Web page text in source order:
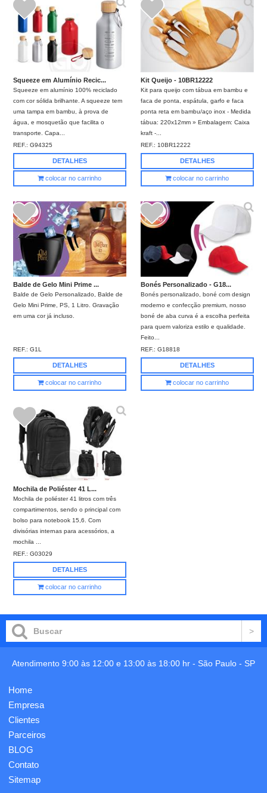
Squeeze em Alumínio Recic...
Squeeze em alumínio 100% reciclado
com cor sólida brilhante. A squeeze tem
uma tampa em bambu, à prova de
água, e mosquetão que facilita o
transporte. Capa...
REF.:G94325
DETALHES
colocar no carrinho
Kit Queijo - 10BR12222
Kit para queijo com tábua em bambu e
faca de ponta, espátula, garfo e faca
ponta reta em bambu/aço inox - Medida
tábua: 220x12mm » Embalagem: Caixa
kraft -...
REF.:10BR12222
DETALHES
colocar no carrinho
Balde de Gelo Mini Prime ...
Balde de Gelo Personalizado, Balde de
Gelo Mini Prime, PS, 1 Litro. Gravação
em uma cor já incluso.
REF.:G1L
DETALHES
colocar no carrinho
Bonés Personalizado - G18...
Bonés personalizado, boné com design
moderno e confecção premium, nosso
boné de aba curva é a escolha perfeita
para quem valoriza estilo e qualidade.
Feito...
REF.:G18818
DETALHES
colocar no carrinho
Mochila de Poliéster 41 L...
Mochila de poliéster 41 litros com três
compartimentos, sendo o principal com
bolso para notebook 15,6. Com
divisórias internas para acessórios, a
mochila ...
REF.:G03029
DETALHES
colocar no carrinho
Atendimento 9:00 às 12:00 e 13:00 às 18:00 hr - São Paulo - SP
Home
Empresa
Clientes
Parceiros
BLOG
Contato
Sitemap